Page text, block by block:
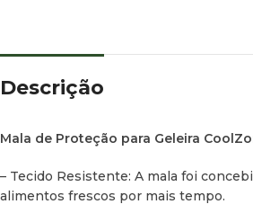
Descrição
Mala de Proteção para Geleira
– Tecido Resistente: A mala foi
alimentos frescos por mais tempo.